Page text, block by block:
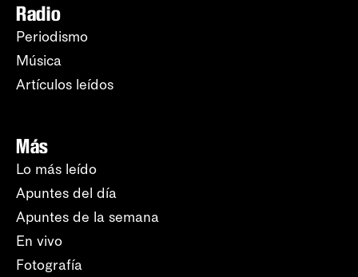
Radio
Periodismo
Música
Artículos leídos
Más
Lo más leído
Apuntes del día
Apuntes de la semana
En vivo
Fotografía